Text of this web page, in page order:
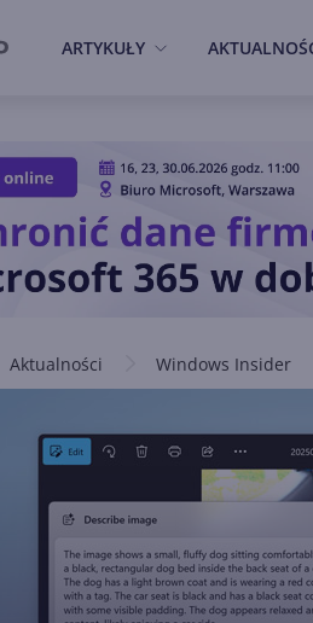
ARTYKUŁY
Aktualności Windows Insider